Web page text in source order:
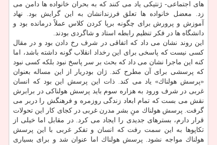
های اجتماعی- ژنتیكی یاد می كنند كه به بحران خانواده ها دامن می
زد. معضل خانواده ها تعلق فرزندانشان به این گرایش بود. نهاد
آموزش و پرورش برای چگونه برپا كردن كلاس عملاً درمانده بود و
دانشگاه ها در فكر تنظیم رابطه استاد و شاگردی بودند.
این روند نشان می داد كه اتفاقی در شرف رخ دادن بود و در مقال
كسی نیست كه پاسخی برای این رخداد انقلاب گونه داشته باشد، اما
كنه این ماجرا نشان می داد كه بحث بر سر پاسخ نبود بلكه كسی نبود
كه پرسشی برای آن مطرح كند. ژان بودریار از این مساله بعنوان
«پرسش هولناك» یاد می كند. ذات این پرسش این بود كه انسان
غربی در شرف ورود به هزاره سوم باید پرسش هولناكی در برابرش
نقش می بست كه تمام ابعاد زندگی روزمره و فرهنگش را دربر می
گرفت. پرسش هولناك منِ بشر مدرن غربی در كجای كار این تحولات
قرار دارم، بسترهای جدیدی را ایجاد می كرد. در مقابل اما خیلی از
تكاپوها به این سمت رفت كه انسان و تفكر غربی با این پرسش
هولناك مواجه نشود. پرسش هولناك اما عنوان شد و برای بسیاری